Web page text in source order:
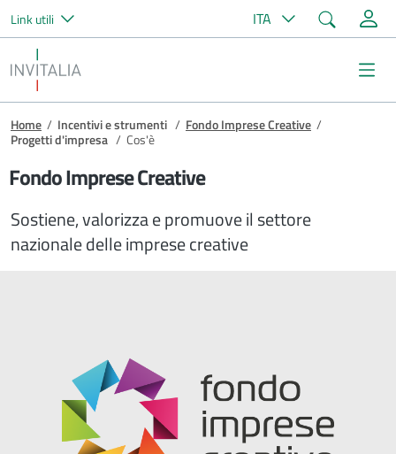
Salta al contenuto principale
Link utili ITA Cerca
Invitalia
Briciole di pane
Home / Incentivi e strumenti / Fondo Imprese Creative /
Progetti d'impresa / Cos'è
Fondo Imprese Creative
Sostiene, valorizza e promuove il settore
nazionale delle imprese creative